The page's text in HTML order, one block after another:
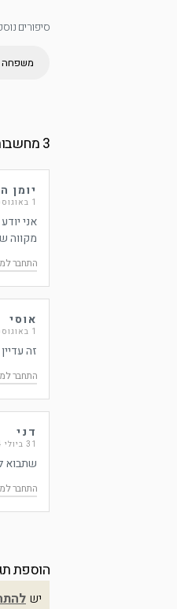
סיפורים
משפחה
3 מחשבות על “
יומן
1 באוגוסט 2014 בשעה 5:13 pm
אני
מקווה
התחבר
אוסי
1 באוגוסט 2014 בשעה 1:22 pm
זה
התחבר
דני
31 ביולי 2014 בשעה 7:21 am
שתבוא
התחבר
הוספת
יש